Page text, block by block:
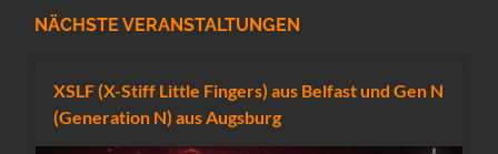
NÄCHSTE VERANSTALTUNGEN
XSLF (X-Stiff Little Fingers) aus Belfast und Gen N
(Generation N) aus Augsburg